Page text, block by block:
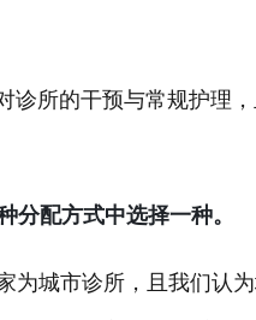
诊所的干预与常规护理
分配方式中选择一种。
为城市诊所，且我们认